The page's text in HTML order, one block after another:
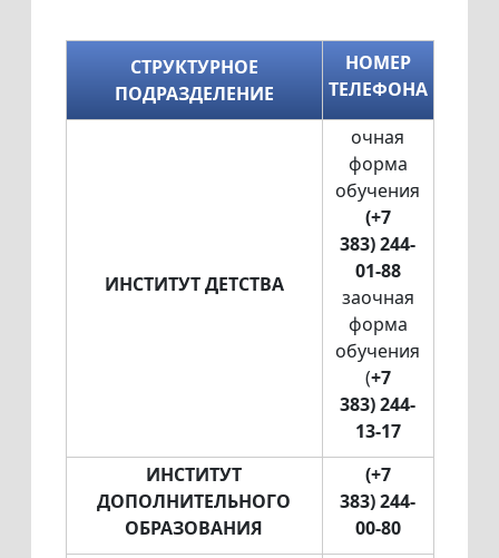
СТРУКТУРНОЕ
ПОДРАЗДЕЛЕНИЕ
НОМЕР
ТЕЛЕФОНА
ИНСТИТУТ ДЕТСТВА
очная
форма
обучения
(+7
383) 244-
01-88
заочная
форма
обучения
(+7
383) 244-
13-17
ИНСТИТУТ
ДОПОЛНИТЕЛЬНОГО
ОБРАЗОВАНИЯ
(+7
383)244-
00-80